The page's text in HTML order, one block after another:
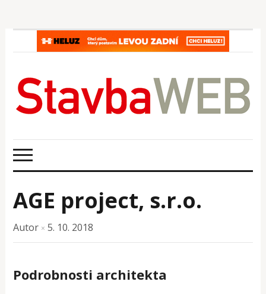
AGE project, s.r.o.
Autor × 5. 10. 2018
Podrobnosti architekta